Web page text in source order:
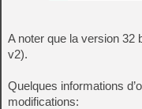
A noter que la version 32
v2).
Quelques informations
modifications: